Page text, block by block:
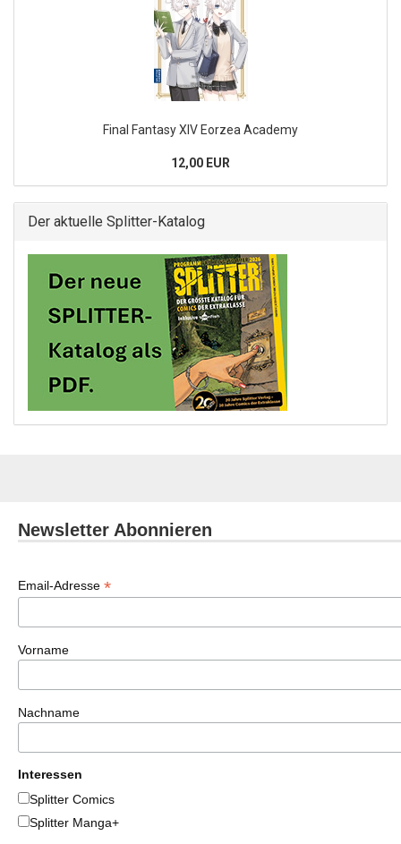
Final Fantasy XIV Eorzea Academy
12,00 EUR
Der aktuelle Splitter-Katalog
Newsletter Abonnieren
Email-Adresse *
Vorname
Nachname
Interessen
Splitter Comics
Splitter Manga+